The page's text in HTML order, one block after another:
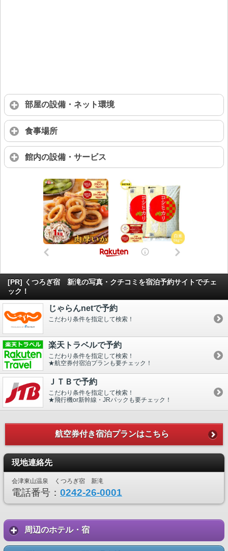
部屋の設備・ネット環境
食事場所
館内の設備・サービス
[PR] くつろぎ宿 新滝の写真・クチコミを宿泊予約サイトでチェ
ック！
じゃらんnetで予約
こだわり条件を指定して検索！
楽天トラベルで予約
こだわり条件を指定して検索！
★航空券付宿泊プランも要チェック！
ＪＴＢで予約
こだわり条件を指定して検索！
★飛行機or新幹線・JRパックも要チェック！
航空券付き宿泊プランはこちら
現地連絡先
会津東山温泉 くつろぎ宿 新滝
電話番号： 0242-26-0001
周辺のホテル・宿